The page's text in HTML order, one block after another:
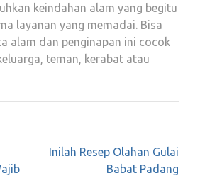
keindahan alam yang begitu
layanan yang memadai. Bisa
alam dan penginapan ini cocok
teman, kerabat atau
Inilah Resep Olahan Gulai
Babat Padang